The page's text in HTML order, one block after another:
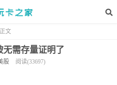
正文
需存量证明了
股 阅读(33697)